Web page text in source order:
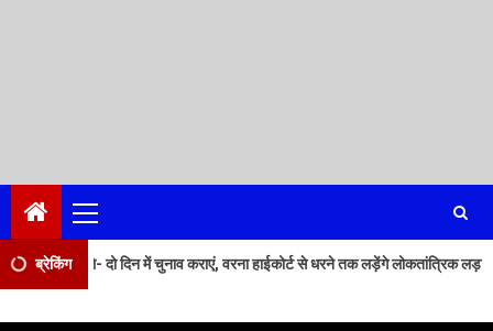
Menu
ब्रेकिंग
में चुनाव कराएं, वरना हाईकोर्ट से धरने तक लड़ेंगे लोकतांत्रिक लड़ाई. 2